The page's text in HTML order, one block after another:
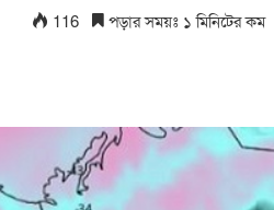
116 পড়ার সময়ঃ ১ মিনিটের কম